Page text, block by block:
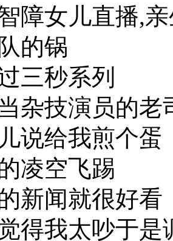
障女儿直播,
的锅
三秒系列
杂技演员的老
说给我煎个蛋
凌空飞踢
新闻就很好看
得我太吵于是